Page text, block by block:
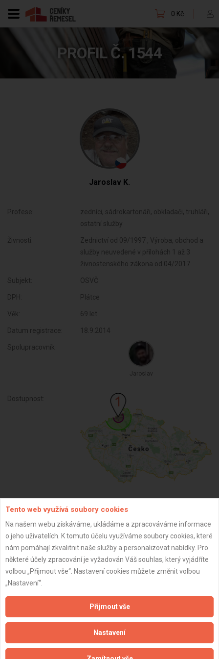
0 Kč
PROFIL Č. 1544
Jaroslav K.
Profese:
zedníci, sádrokartonáři, obkladači, truhláři,
ostatní služby
Živnosti:
Zednictví od 09/1997 , Výroba, obchod a
služby neuvedené v přílohách 1 až 3
živnostenského zákona od 04/2017
Subjekt: OSVČ
DPH: Plátce
Věk: 69 let
Datum registrace: 18.9.2014
Spolupracovník
Jaroslav
Dostupnost:
ZPĚT
Aktualizováno z portálu ARES dne 01.01.2024 10:15:09
Důležité informace
Zpracování a ochrana osobních údajů
Zásady pro používání souborů cookie
Tento web využívá soubory cookies
Na našem webu získáváme, ukládáme a zpracováváme informace
o jeho uživatelích. K tomuto účelu využíváme soubory cookies, které
nám pomáhají zkvalitnit naše služby a personalizovat nabídky. Pro
některé účely zpracování je vyžadován Váš souhlas, který vyjádříte
volbou „Přijmout vše“. Nastavení cookies můžete změnit volbou
„Nastavení“.
Přijmout vše
Nastavení